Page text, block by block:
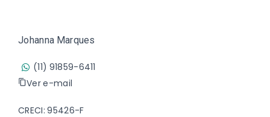
Johanna Marques
(11) 91859-6411
Ver e-mail
CRECI: 95426-F